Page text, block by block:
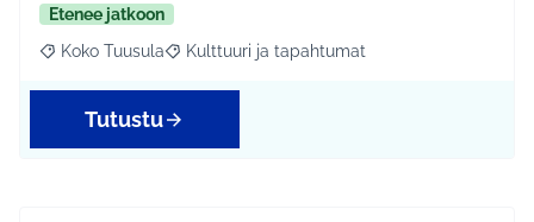
Etenee jatkoon
Rajaa tulokset aihepiirin mukaan: Koko Tuusula
Koko Tuusula Rajaa tulokset teeman mukaan: Kulttuuri ja
Kulttuuri ja tapahtumat
Tutustu